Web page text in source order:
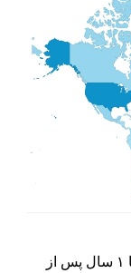
این پروژه به عنوان دمو موفق بود: ظرف تنها ۱ سال پس از